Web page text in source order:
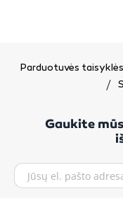
Parduotuvės taisyklės
Gaukite